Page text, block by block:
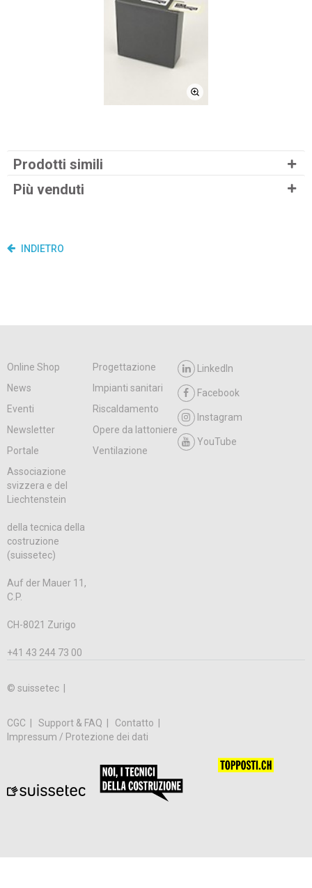
Prodotti simili
Più venduti
INDIETRO
Online Shop
Progettazione
News
Impianti sanitari
Eventi
Riscaldamento
Newsletter
Opere da lattoniere
Portale
Ventilazione
LinkedIn
Facebook
Instagram
YouTube
Associazione
svizzera e del
Liechtenstein
della tecnica della
costruzione
(suissetec)
Auf der Mauer 11,
C.P.
CH-8021 Zurigo
+41 43 244 73 00
© suissetec |
CGC Support & FAQ
Contatto
Impressum / Protezione dei dati